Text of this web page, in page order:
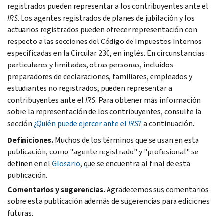
registrados pueden representar a los contribuyentes ante el
IRS. Los agentes registrados de planes de jubilación y los
actuarios registrados pueden ofrecer representación con
respecto a las secciones del Código de Impuestos Internos
especificadas en la Circular 230, en inglés. En circunstancias
particulares y limitadas, otras personas, incluidos
preparadores de declaraciones, familiares, empleados y
estudiantes no registrados, pueden representar a
contribuyentes ante elIRS. Para obtener más información
sobre la representación de los contribuyentes, consulte la
sección ¿Quién puede ejercer ante elIRS?a continuación.
Definiciones.Muchos de los términos que se usan en esta
publicación, como "agente registrado" y "profesional" se
definen en elGlosario, que se encuentra al final de esta
publicación.
Comentarios y sugerencias.Agradecemos sus comentarios
sobre esta publicación además de sugerencias para ediciones
futuras.